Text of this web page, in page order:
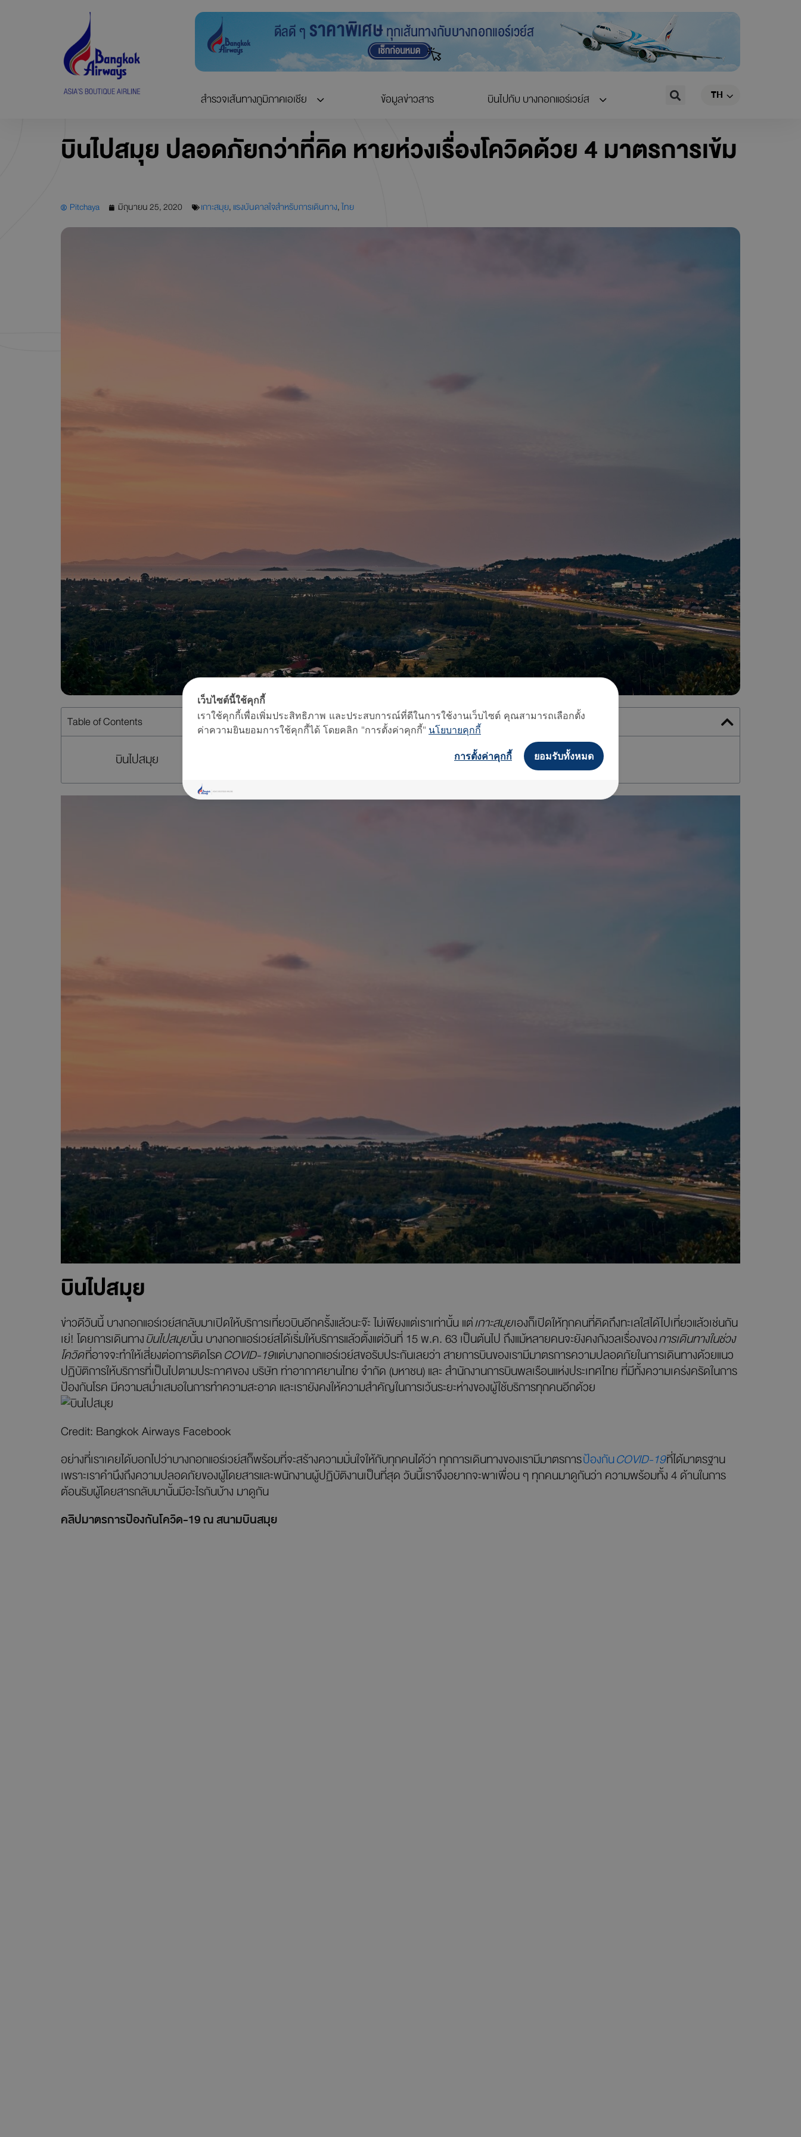
สำรวจเส้นทางภูมิภาคเอเชีย ข้อมูลข่าวสาร บินไปกับ บางกอกแอร์เวย์ส SearchTH
EN
CN
บินไปสมุย ปลอดภัยกว่าที่คิด หายห่วงเรื่องโควิดด้วย 4 มาตรการเข้ม
Pitchaya มิถุนายน 25, 2020 เกาะสมุย, แรงบันดาลใจสำหรับการเดินทาง,ไทย
Table of Contents
บินไปสมุย
บินไปสมุย
ข่าวดีวันนี้ บางกอกแอร์เวย์สกลับมาเปิดให้บริการเที่ยวบินอีกครั้งแล้วนะจ๊ะ ไม่เพียงแต่เราเท่านั้น แต่เกาะสมุยเองก็เปิดให้ทุกคนที่คิดถึงทะเลใสได้ไปเที่ยวแล้วเช่นกัน
เย่! โดยการเดินทางบินไปสมุยนั้น บางกอกแอร์เวย์สได้เริ่มให้บริการแล้วตั้งแต่วันที่ 15 พ.ค. 63 เป็นต้นไป ถึงแม้หลายคนจะยังคงกังวลเรื่องของการเดินทางในช่วง
โควิดที่อาจจะทำให้เสี่ยงต่อการติดโรคCOVID-19แต่บางกอกแอร์เวย์สขอรับประกันเลยว่า สายการบินของเรามีมาตรการความปลอดภัยในการเดินทางด้วยแนว
ปฏิบัติการให้บริการที่เป็นไปตามประกาศของ บริษัท ท่าอากาศยานไทย จำกัด (มหาชน) และ สำนักงานการบินพลเรือนแห่งประเทศไทย ที่มีทั้งความเคร่งครัดในการ
ป้องกันโรค มีความสม่ำเสมอในการทำความสะอาด และเรายังคงให้ความสำคัญในการเว้นระยะห่างของผู้ใช้บริการทุกคนอีกด้วย
Credit: Bangkok Airways Facebook
อย่างที่เราเคยได้บอกไปว่าบางกอกแอร์เวย์สก็พร้อมที่จะสร้างความมั่นใจให้กับทุกคนได้ว่า ทุกการเดินทางของเรามีมาตรการป้องกันCOVID-19ที่ได้มาตรฐาน
เพราะเราคำนึงถึงความปลอดภัยของผู้โดยสารและพนักงานผู้ปฏิบัติงานเป็นที่สุด วันนี้เราจึงอยากจะพาเพื่อน ๆ ทุกคนมาดูกันว่า ความพร้อมทั้ง 4 ด้านในการ
ต้อนรับผู้โดยสารกลับมานั้นมีอะไรกันบ้าง มาดูกัน
คลิปมาตรการป้องกันโควิด-19 ณ สนามบินสมุย
เว็บไซต์นี้ใช้คุกกี้
เราใช้คุกกี้เพื่อเพิ่มประสิทธิภาพ และประสบการณ์ที่ดีในการใช้งานเว็บไซต์ คุณสามารถเลือกตั้ง
ค่าความยินยอมการใช้คุกกี้ได้ โดยคลิก "การตั้งค่าคุกกี้" นโยบายคุกกี้
ยอมรับทั้งหมด
การตั้งค่าคุกกี้